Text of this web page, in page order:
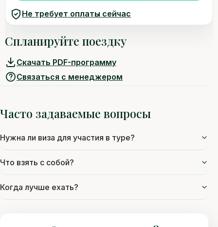
Не требует оплаты сейчас
Спланируйте поездку
Скачать PDF-программу
Связаться с менеджером
Часто задаваемые вопросы
Нужна ли виза для участия в туре?
Что взять с собой?
Когда лучше ехать?